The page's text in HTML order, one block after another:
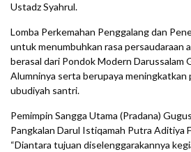
Ustadz Syahrul.
Lomba Perkemahan Penggalang dan
untuk menumbuhkan rasa persaudaraan
berasal dari Pondok Modern
Alumninya serta berupaya meningkatkan
ubudiyah santri.
Pemimpin Sangga Utama (Pradana)
Pangkalan Darul Istiqamah Putra Aditiya
“Diantara tujuan diselenggarakannya